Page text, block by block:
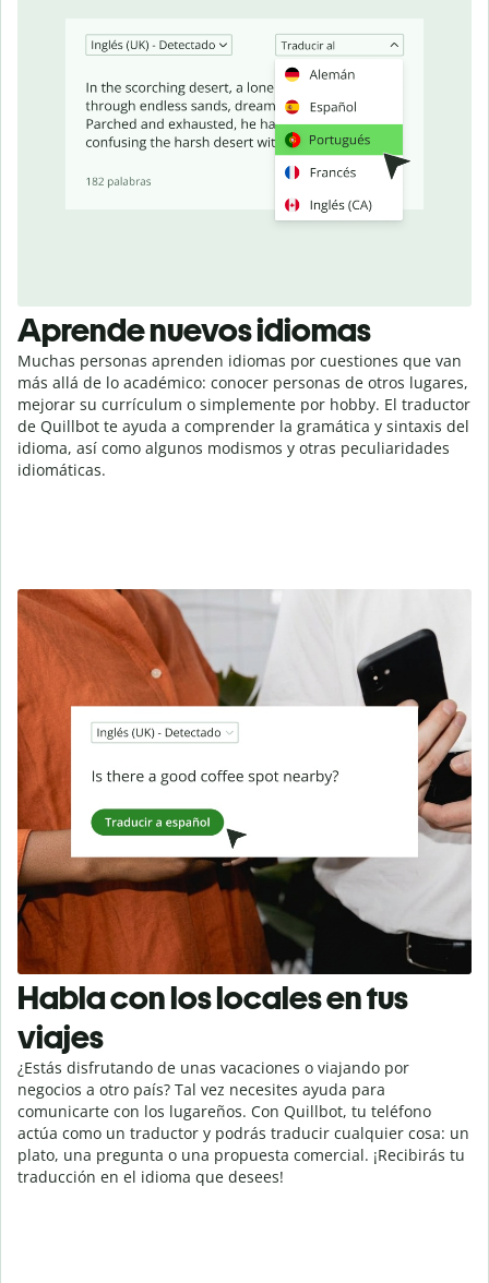
Aprende nuevos idiomas
Muchas personas aprenden idiomas por cuestiones que van
más allá de lo académico: conocer personas de otros lugares,
mejorar su currículum o simplemente por hobby. El traductor
de Quillbot te ayuda a comprender la gramática y sintaxis del
idioma, así como algunos modismos y otras peculiaridades
idiomáticas.
Habla con los locales en tus
viajes
¿Estás disfrutando de unas vacaciones o viajando por
negocios a otro país? Tal vez necesites ayuda para
comunicarte con los lugareños. Con Quillbot, tu teléfono
actúa como un traductor y podrás traducir cualquier cosa: un
plato, una pregunta o una propuesta comercial. ¡Recibirás tu
traducción en el idioma que desees!